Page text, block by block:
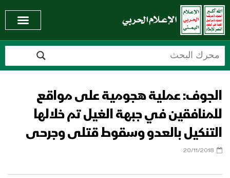
الجوف: عملية هجومية على مواقع
للمنافقين في جبهة الغيل تم خلالها
التنكيل بالعدو وسقوط قتلى وجرحى
20/11/2018